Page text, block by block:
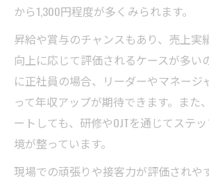
から1,300円程度が多くみられます。
昇給や賞与のチャンスもあり、売上実
向上に応じて評価されるケースが多い
に正社員の場合、リーダーやマネージ
って年収アップが期待できます。また
ートしても、研修やOJTを通じてステ
境が整っています。
現場での頑張りや接客力が評価されや